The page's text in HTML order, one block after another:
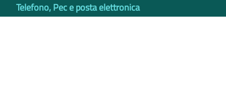
Telefono, Pec e posta elettronica